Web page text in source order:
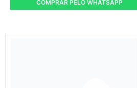
COMPRAR PELO WHATSAPP